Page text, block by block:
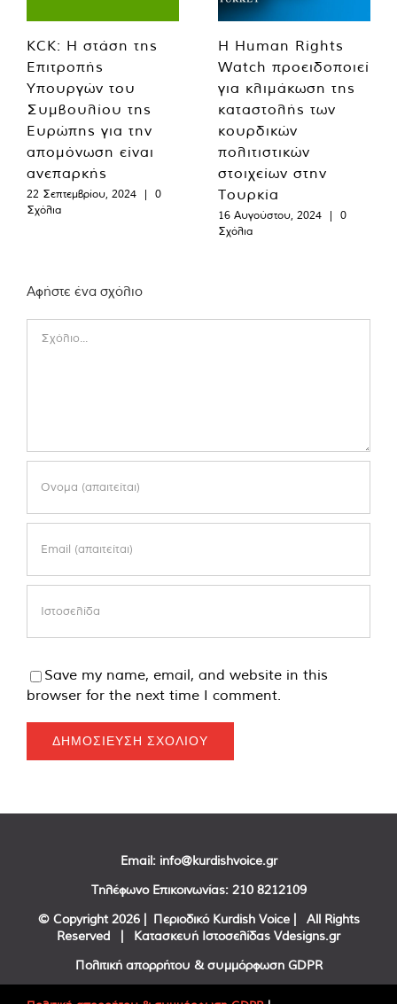
KCK: Η στάση της
Επιτροπής
Υπουργών του
Συμβουλίου της
Ευρώπης για την
απομόνωση είναι
ανεπαρκής
22 Σεπτεμβρίου, 2024 |
0
Σχόλια
Η Human Rights
Watch προειδοποιεί
για κλιμάκωση της
καταστολής των
κουρδικών
πολιτιστικών
στοιχείων στην
Τουρκία
16 Αυγούστου, 2024 |
0
Σχόλια
Αφήστε ένα σχόλιο
Save my name, email, and website in this
browser for the next time I comment.
Email: info@kurdishvoice.gr
Τηλέφωνο Επικοινωνίας: 210 8212109
© Copyright 2026 | Περιοδικό Kurdish Voice | All Rights
Reserved | Κατασκευή Ιστοσελίδας Vdesigns.gr
Πολιτική απορρήτου & συμμόρφωση GDPR